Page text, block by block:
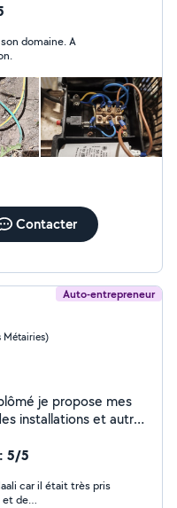
ou l'industrie.
Pour toutes
ma ligne
toutes vos
domaine. A
Contacter
Auto-entrepreneur
Métairies)
je propose mes
installations et autres
5/5
car il était très pris
et de